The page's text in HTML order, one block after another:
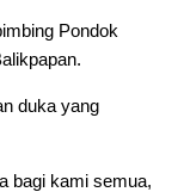
Pondok
duka yang
bagi kami semua,